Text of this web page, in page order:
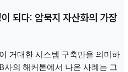
되다: 암묵지 자산화의 가장
거대한 시스템 구축만을 의미하
사의 해커톤에서 나온 사례는 그